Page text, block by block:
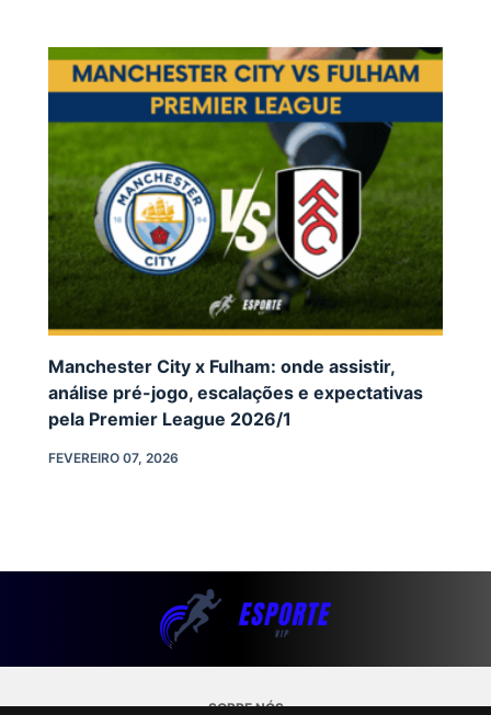
Manchester City x Fulham: onde assistir,
análise pré-jogo, escalações e expectativas
pela Premier League 2026/1
FEVEREIRO 07, 2026
SOBRE NÓS